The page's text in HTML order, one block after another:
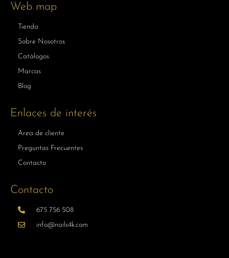
Web map
Tienda
Sobre Nosotros
Catálogos
Marcas
Blog
Enlaces de interés
Area de cliente
Preguntas Frecuentes
Contacto
Contacto
675 756 508
info@nails4k.com